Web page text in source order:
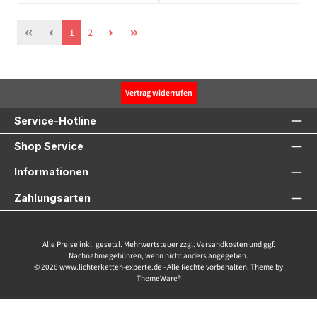
Seite
1 Seite
2
Vertrag widerrufen
Service-Hotline
Shop Service
Informationen
Zahlungsarten
Alle Preise inkl. gesetzl. Mehrwertsteuer zzgl. Versandkostenund ggf.
Nachnahmegebühren, wenn nicht anders angegeben.
© 2026 www.lichterketten-experte.de - Alle Rechte vorbehalten. Theme by
ThemeWare®